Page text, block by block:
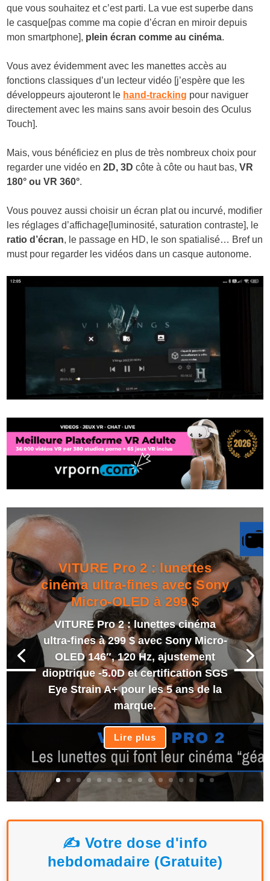
que vous souhaitez et c’est parti. La vue est superbe dans
le casque[pas comme ma copie d’écran en miroir depuis
mon smartphone], plein écran comme au cinéma.
Vous avez évidemment avec les manettes accès au
fonctions classiques d’un lecteur vidéo [j’espère que les
développeurs ajouteront le hand-tracking pour naviguer
directement avec les mains sans avoir besoin des Oculus
Touch].
Mais, vous bénéficiez en plus de très nombreux choix pour
regarder une vidéo en 2D, 3D côte à côte ou haut bas,VR
180° ou VR 360°.
Vous pouvez aussi choisir un écran plat ou incurvé, modifier
les réglages d’affichage[luminosité, saturation contraste], le
ratio d’écran, le passage en HD, le son spatialisé… Bref un
must pour regarder les vidéos dans un casque autonome.
VITURE Pro 2 : lunettes
cinéma ultra-fines avec Sony
Micro-OLED à 299 $
VITURE Pro 2 : lunettes cinéma
ultra-fines à 299 $ avec Sony Micro-
OLED 146″, 120 Hz, ajustement
dioptrique -5.0D et certification SGS
Eye Strain A+ pour les 5 ans de la
marque.
Lire plus
✍️ Votre dose d'info
hebdomadaire (Gratuite)